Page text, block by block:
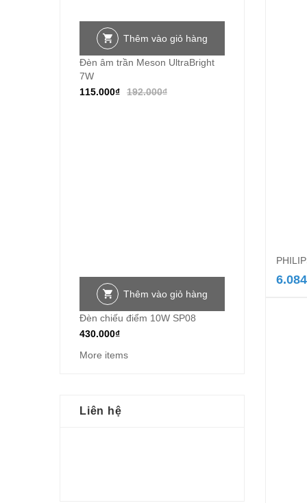
Thêm vào giỏ hàng
Đèn âm trần Meson UltraBright
7W
192.000₫
115.000₫
Thêm vào giỏ hàng
Đèn chiếu điểm 10W SP08
430.000₫
More items
Liên hệ